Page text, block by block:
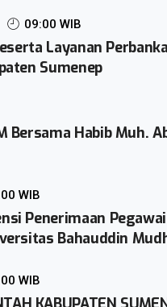
09:00 WIB
Layanan
Sumenep
Bersama Habib Muh.
WIB
Penerimaan Pegawai
Bahauddin
WIB